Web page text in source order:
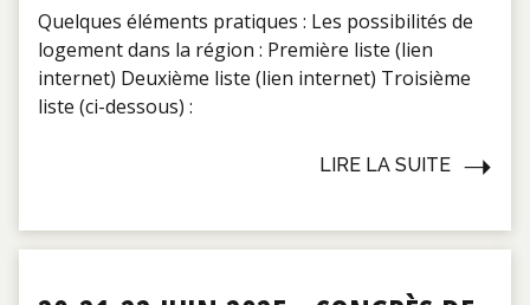
Quelques éléments pratiques : Les possibilités de
logement dans la région : Première liste (lien
internet) Deuxième liste (lien internet) Troisième
liste (ci-dessous) :
LIRE LA SUITE